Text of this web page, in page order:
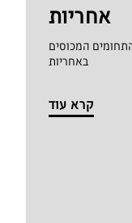
אחריות
המכוסים
באחריות
קרא עוד